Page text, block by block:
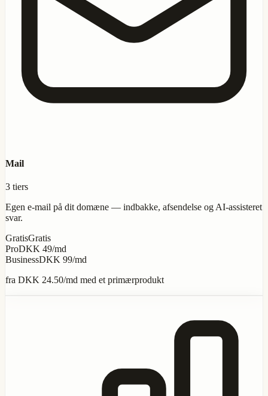
Mail
3 tiers
Egen e-mail på dit domæne — indbakke, afsendelse og AI-assisteret
svar.
GratisGratis
ProDKK 49/md
BusinessDKK 99/md
fra DKK 24.50/md med et primærprodukt